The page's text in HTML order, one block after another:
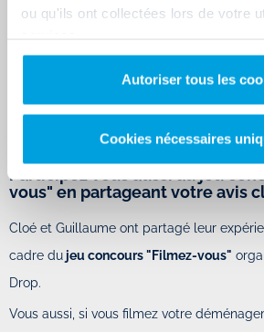
ou qu'ils ont collectées lors de votre
Autoriser tous les
Cookies nécessaires
Participez vous aussi au jeu
vous" en partageant votre avis
Cloé et Guillaume ont partagé leur
cadre du jeu concours "Filmez-vous"
Drop.
Vous aussi, si vous filmez votre